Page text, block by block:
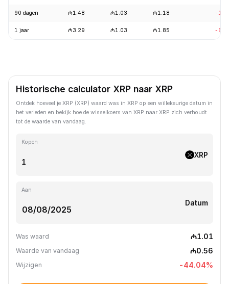
90 dagen ₼1.48 ₼1.03 ₼1.18 -
1 jaar ₼3.29 ₼1.03 ₼1.85 -
Historische calculator XRP naar XRP
Ontdek hoeveel je XRP (XRP) waard was in XRP op een willekeurige datum in
het verleden en bekijk hoe de wisselkoers van XRP naar XRP zich verhoudt
tot de waarde van vandaag.
Kopen
XRP
Aan
Datum
Was waard ₼1.01
Waarde van vandaag ₼0.56
Wijzigen -44.04%